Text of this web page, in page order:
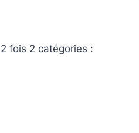
fois 2 catégories :